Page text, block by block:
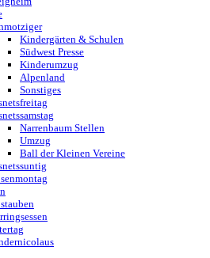
Kindergärten & Schulen
Südwest Presse
Kinderumzug
Alpenland
Sonstiges
Narrenbaum Stellen
Umzug
Ball der Kleinen Vereine